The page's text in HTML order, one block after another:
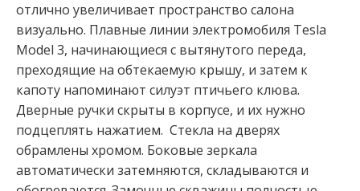
отлично увеличивает пространство салона
визуально. Плавные линии электромобиля Tesla
Model 3, начинающиеся с вытянутого переда,
преходящие на обтекаемую крышу, и затем к
капоту напоминают силуэт птичьего клюва.
Дверные ручки скрыты в корпусе, и их нужно
подцеплять нажатием. Стекла на дверях
обрамлены хромом. Боковые зеркала
автоматически затемняются, складываются и